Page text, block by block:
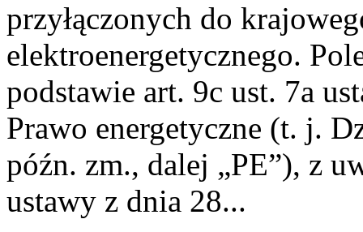
przyłączonych do
elektroenergetycznego.
podstawie art. 9c ust. 7a
Prawo energetyczne (t. j.
późn. zm., dalej „PE”), z
ustawy z dnia 28...